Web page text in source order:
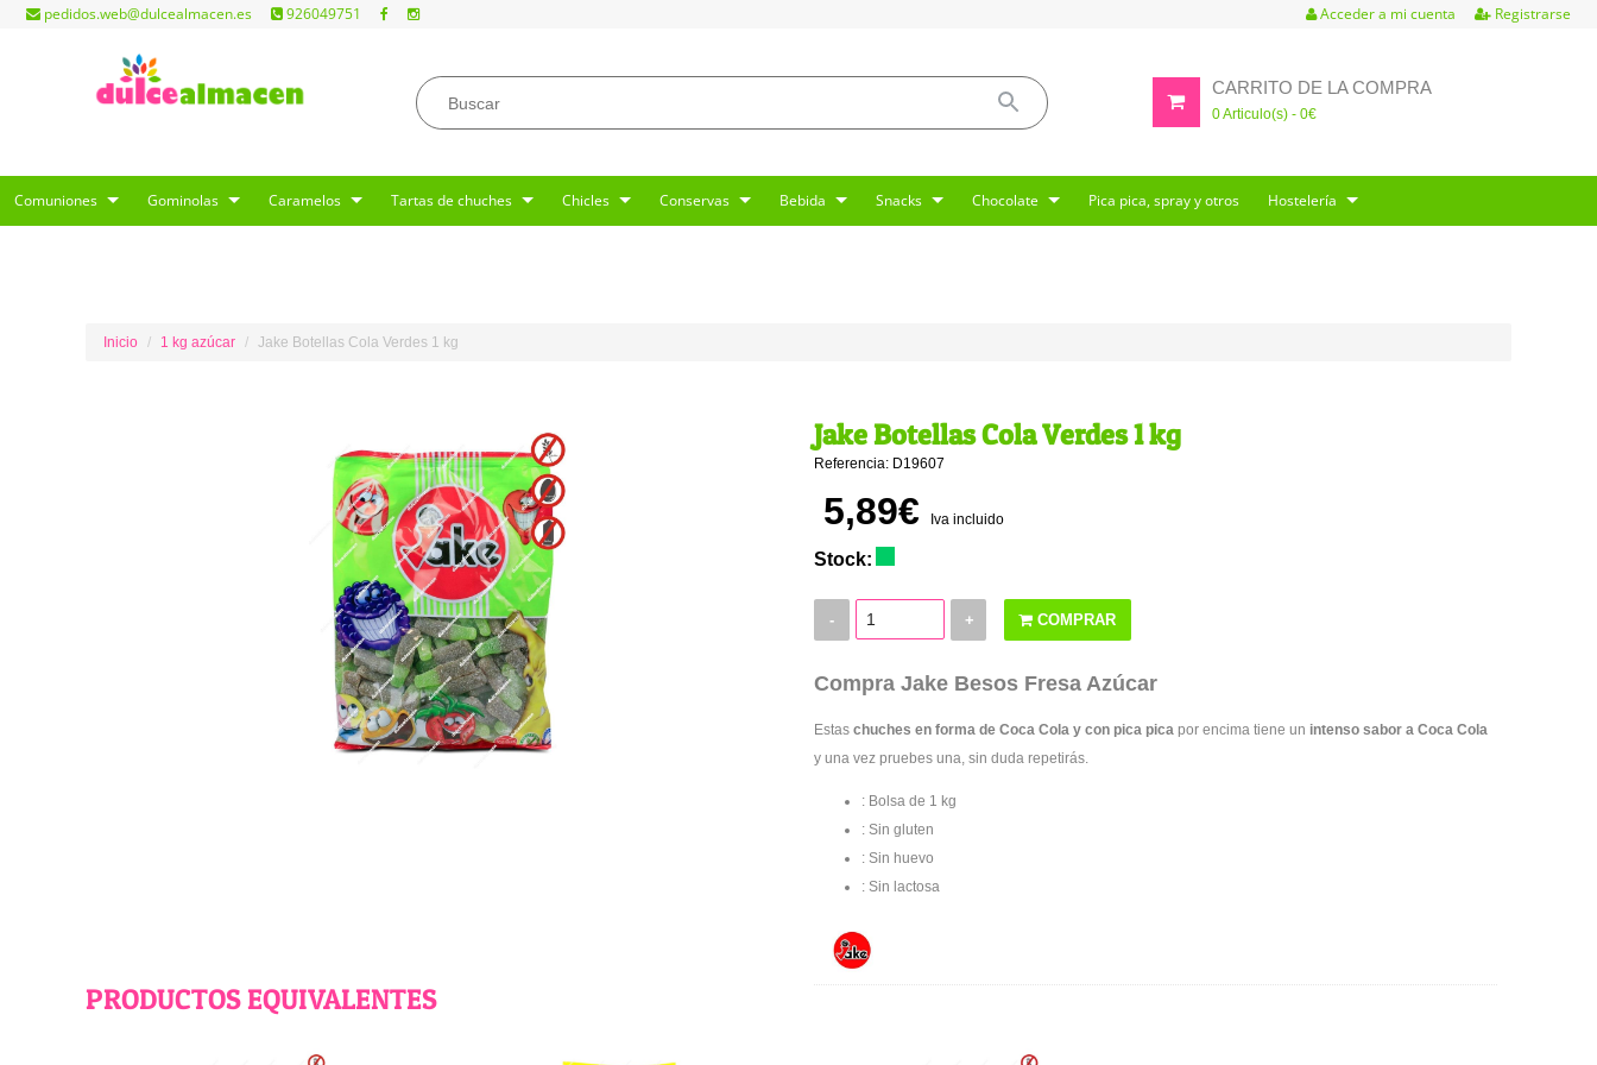
pedidos.web@dulcealmacen.es 926049751 Acceder a mi cuenta Registrarse
CARRITO DE LA COMPRA
0Articulo(s) - 0€
Comuniones Gominolas Caramelos Tartas de chuches Chicles Conservas Bebida Snacks Chocolate Pica pica, spray y otros Hostelería
Inicio 1 kg azúcar Jake Botellas Cola Verdes 1 kg
Jake Botellas Cola Verdes 1 kg
Referencia: D19607
5,89€ Iva incluido
Stock:
- + COMPRAR
Compra Jake Besos Fresa Azúcar
Estas chuches en forma de Coca Cola y con pica picapor encima tiene un intenso sabor a Coca Cola
y una vez pruebes una, sin duda repetirás.
: Bolsa de 1 kg
: Sin gluten
: Sin huevo
: Sin lactosa
PRODUCTOS EQUIVALENTES